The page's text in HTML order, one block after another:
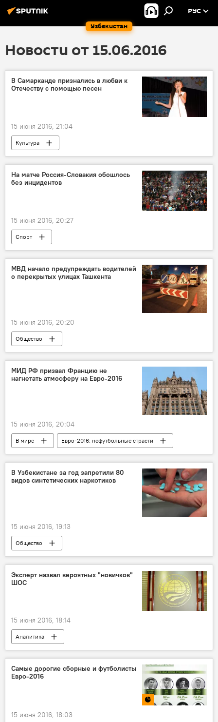
Узбекистан
РУС
Новости от 15.06.2016
В Самарканде признались в любви к
Отечеству с помощью песен
15 июня 2016, 21:04
Культура
На матче Россия-Словакия обошлось
без инцидентов
15 июня 2016, 20:27
Спорт
МВД начало предупреждать водителей
о перекрытых улицах Ташкента
15 июня 2016, 20:20
Общество
МИД РФ призвал Францию не
нагнетать атмосферу на Евро-2016
15 июня 2016, 20:04
В мире Евро-2016: нефутбольные страсти
В Узбекистане за год запретили 80
видов синтетических наркотиков
15 июня 2016, 19:13
Общество
Эксперт назвал вероятных "новичков"
ШОС
15 июня 2016, 18:14
Аналитика
Узбекистан в Шанхайской организации сотрудничества
Политика
Самые дорогие сборные и футболисты
Евро-2016
15 июня 2016, 18:03